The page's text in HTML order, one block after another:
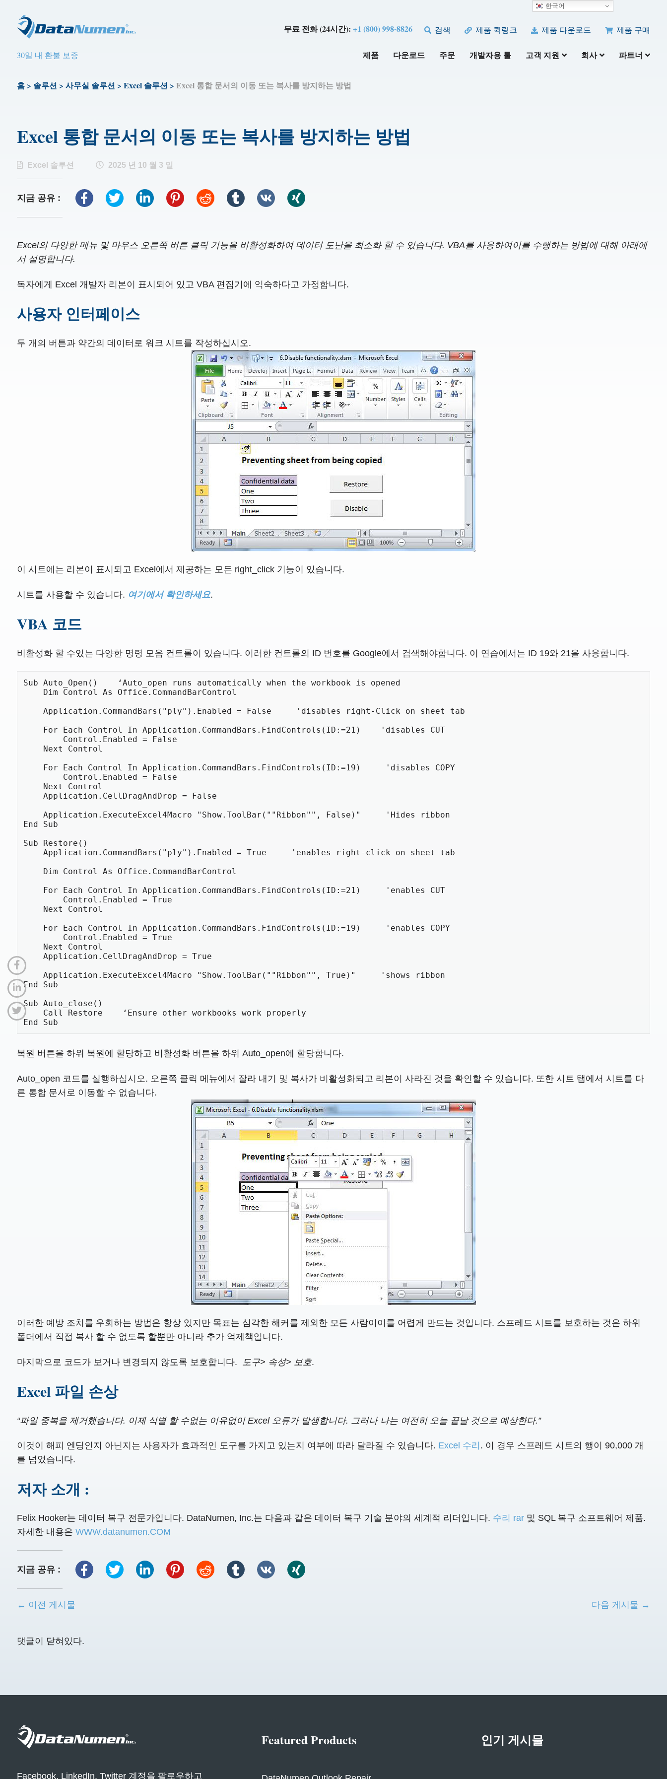
무료 전화 (24시간):+1 (800) 998-8826 검색 제품 퀵링크 제품 다운로드 제품 구매
30일 내 환불 보증 제품 다운로드 주문 개발자용 툴 고객 지원 회사 파트너
홈> 솔루션 > 사무실 솔루션 > Excel 솔루션 > Excel 통합 문서의 이동 또는 복사를 방지하는 방법
Excel 통합 문서의 이동 또는 복사를 방지하는 방법
Excel 솔루션 2025 년 10 월 3 일
지금 공유 :
Excel의 다양한 메뉴 및 마우스 오른쪽 버튼 클릭 기능을 비활성화하여 데이터 도난을 최소화 할 수 있습니다. VBA를 사용하여이를 수행하는 방법에 대해 아래에
서 설명합니다.
독자에게 Excel 개발자 리본이 표시되어 있고 VBA 편집기에 익숙하다고 가정합니다.
사용자 인터페이스
두 개의 버튼과 약간의 데이터로 워크 시트를 작성하십시오.
이 시트에는 리본이 표시되고 Excel에서 제공하는 모든 right_click 기능이 있습니다.
시트를 사용할 수 있습니다. 여기에서 확인하세요.
VBA 코드
비활성화 할 수있는 다양한 명령 모음 컨트롤이 있습니다. 이러한 컨트롤의 ID 번호를 Google에서 검색해야합니다. 이 연습에서는 ID 19와 21을 사용합니다.
Sub Auto_Open()    ‘Auto_open runs automatically when the workbook is opened
Dim Control As Office.CommandBarControl
Application.CommandBars("ply").Enabled = False     'disables right-Click on sheet tab
For Each Control In Application.CommandBars.FindControls(ID:=21)    'disables CUT
Control.Enabled = False
Next Control
For Each Control In Application.CommandBars.FindControls(ID:=19)     'disables COPY
Control.Enabled = False
Next Control
Application.CellDragAndDrop = False
Application.ExecuteExcel4Macro "Show.ToolBar(""Ribbon"", False)"     'Hides ribbon
End Sub
Sub Restore()
Application.CommandBars("ply").Enabled = True     'enables right-click on sheet tab
Dim Control As Office.CommandBarControl
For Each Control In Application.CommandBars.FindControls(ID:=21)     'enables CUT
Control.Enabled = True
Next Control
For Each Control In Application.CommandBars.FindControls(ID:=19)     'enables COPY
Control.Enabled = True
Next Control
Application.CellDragAndDrop = True
Application.ExecuteExcel4Macro "Show.ToolBar(""Ribbon"", True)"     'shows ribbon
End Sub
Sub Auto_close()
Call Restore    ‘Ensure other workbooks work properly
End Sub
복원 버튼을 하위 복원에 할당하고 비활성화 버튼을 하위 Auto_open에 할당합니다.
Auto_open 코드를 실행하십시오. 오른쪽 클릭 메뉴에서 잘라 내기 및 복사가 비활성화되고 리본이 사라진 것을 확인할 수 있습니다. 또한 시트 탭에서 시트를 다
른 통합 문서로 이동할 수 없습니다.
이러한 예방 조치를 우회하는 방법은 항상 있지만 목표는 심각한 해커를 제외한 모든 사람이이를 어렵게 만드는 것입니다. 스프레드 시트를 보호하는 것은 하위
폴더에서 직접 복사 할 수 없도록 할뿐만 아니라 추가 억제책입니다.
마지막으로 코드가 보거나 변경되지 않도록 보호합니다. 도구> 속성> 보호.
Excel 파일 손상
“파일 중복을 제거했습니다. 이제 식별 할 수없는 이유없이 Excel 오류가 발생합니다. 그러나 나는 여전히 오늘 끝날 것으로 예상한다.”
이것이 해피 엔딩인지 아닌지는 사용자가 효과적인 도구를 가지고 있는지 여부에 따라 달라질 수 있습니다. Excel 수리 . 이 경우 스프레드 시트의 행이 90,000 개
를 넘었습니다.
저자 소개 :
Felix Hooker는 데이터 복구 전문가입니다. DataNumen, Inc.는 다음과 같은 데이터 복구 기술 분야의 세계적 리더입니다. 수리 rar및 SQL 복구 소프트웨어 제품.
자세한 내용은 WWW.datanumen.COM
지금 공유 :
← 이전 게시물 다음 게시물 →
댓글이 닫혀있다.
Facebook, LinkedIn, Twitter 계정을 팔로우하고
Featured Products 인기 게시물
한국어